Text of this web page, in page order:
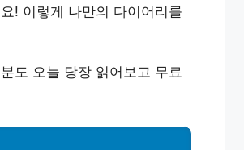
! 이렇게 나만의 다이어리를
도 오늘 당장 읽어보고 무료